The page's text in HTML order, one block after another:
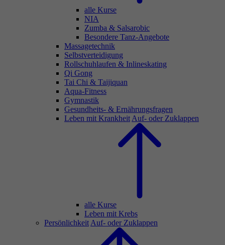
alle Kurse
NIA
Zumba & Salsarobic
Besondere Tanz-Angebote
Massagetechnik
Selbstverteidigung
Rollschuhlaufen & Inlineskating
Qi Gong
Tai Chi & Taijiquan
Aqua-Fitness
Gymnastik
Gesundheits- & Ernährungsfragen
Leben mit Krankheit Auf- oder Zuklappen
alle Kurse
Leben mit Krebs
Persönlichkeit Auf- oder Zuklappen